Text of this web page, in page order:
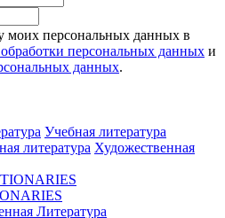
моих персональных данных в
персональных данных и
данных.
Учебная литература
Художественная